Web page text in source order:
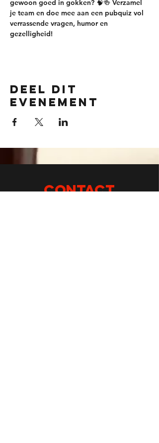
gewoon goed in gokken? 🧠🍻 Verzamel
je team en doe mee aan een pubquiz vol
verrassende vragen, humor en
gezelligheid!
Deel dit
evenement
CONTACT